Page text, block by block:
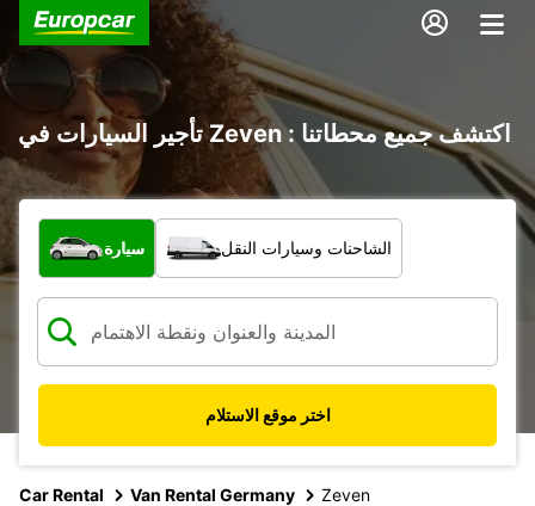
تأجير السيارات في Zeven : اكتشف جميع محطاتنا
ما نوع المركبة؟
سيارة الشاحنات وسيارات النقل
اختر موقع الاستلام
Car Rental Van Rental Germany Zeven